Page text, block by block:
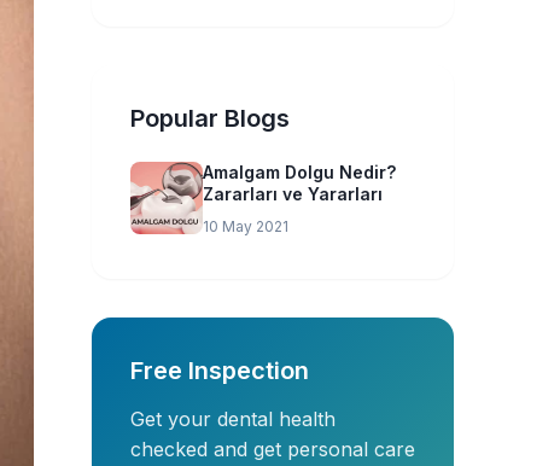
Popular Blogs
Amalgam Dolgu Nedir?
Zararları ve Yararları
10 May 2021
Free Inspection
Get your dental health
checked and get personal care